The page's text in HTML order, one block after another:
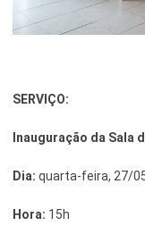
SERVIÇO:
Inauguração da Sala
Dia: quarta-feira, 27/
Hora: 15h